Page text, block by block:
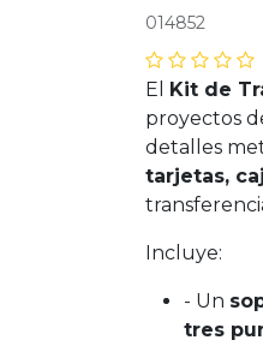
014852
El Kit de
proyectos
detalles
tarjetas,
Incluye:
- Un
tres